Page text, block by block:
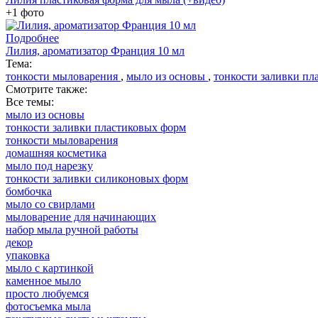
+1 фото
Подробнее
Лилия, ароматизатор Франция 10 мл
Тема:
тонкости мыловарения , мыло из основы , тонкости заливки
Смотрите также:
Все темы:
мыло из основы
тонкости заливки пластиковых форм
тонкости мыловарения
домашняя косметика
мыло под нарезку
тонкости заливки силиконовых форм
бомбочка
мыло со свирлами
мыловарение для начинающих
набор мыла ручной работы
декор
упаковка
мыло с картинкой
каменное мыло
просто любуемся
фотосъемка мыла